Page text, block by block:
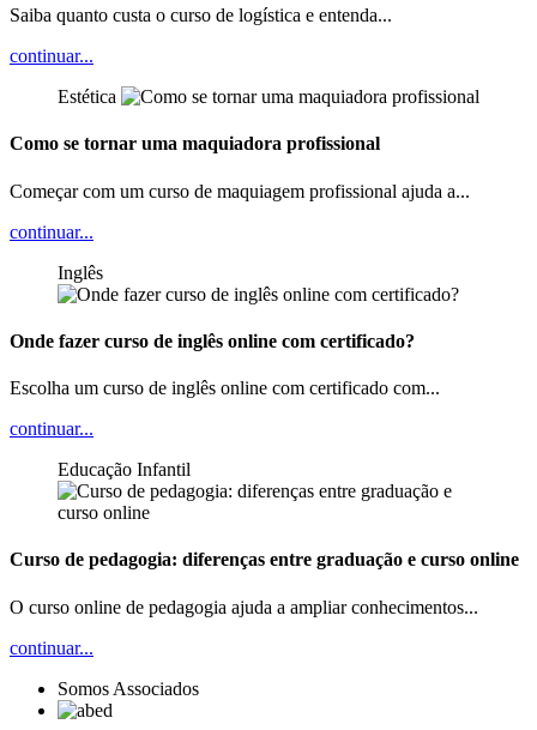
Saiba quanto custa o curso de logística e entenda...
continuar...
Estética
Como se tornar uma maquiadora profissional
Começar com um curso de maquiagem profissional ajuda a...
continuar...
Inglês
Onde fazer curso de inglês online com certificado?
Escolha um curso de inglês online com certificado com...
continuar...
Educação Infantil
Curso de pedagogia: diferenças entre graduação e curso online
O curso online de pedagogia ajuda a ampliar conhecimentos...
continuar...
Somos Associados